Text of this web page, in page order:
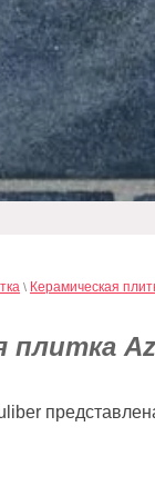
\ Керамическая
плитка